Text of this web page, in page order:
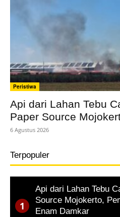
Peristiwa
Api dari Lahan Tebu
Paper Source
6 Agustus 2026
Terpopuler
Api dari Lahan Tebu
Source Mojokerto,
Enam Damkar